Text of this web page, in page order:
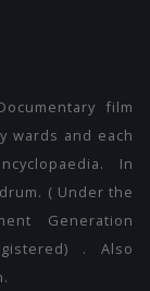
film
wards and each
In
( Under the
Generation
. Also